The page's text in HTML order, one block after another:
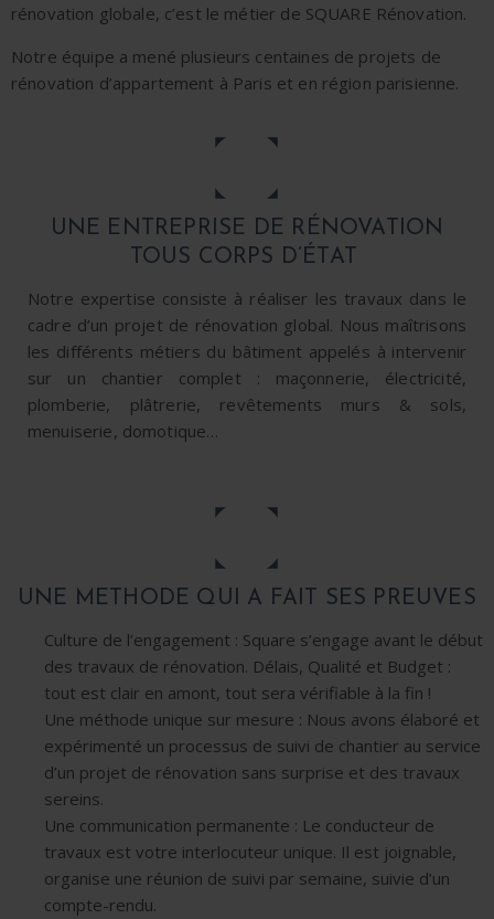
rénovation globale, c’est le métier de SQUARE Rénovation.
Notre équipe a mené plusieurs centaines de projets de
rénovation d’appartement à Paris et en région parisienne.
UNE ENTREPRISE DE R ÉNOVATION
TOUS CORPS D’ ÉTAT
Notre expertise consiste à réaliser les travaux dans le
cadre d’un projet de rénovation global. Nous maîtrisons
les différents métiers du bâtiment appelés à intervenir
sur un chantier complet : maçonnerie, électricité,
plomberie, plâtrerie, revêtements murs & sols,
menuiserie, domotique…
UNE METHODE QUI A FAIT SES PREUVES
Culture de l’engagement : Square s’engage avant le début
des travaux de rénovation. Délais, Qualité et Budget :
tout est clair en amont, tout sera vérifiable à la fin !
Une méthode unique sur mesure : Nous avons élaboré et
expérimenté un processus de suivi de chantier au service
d’un projet de rénovation sans surprise et des travaux
sereins.
Une communication permanente : Le conducteur de
travaux est votre interlocuteur unique. Il est joignable,
organise une réunion de suivi par semaine, suivie d’un
compte-rendu.